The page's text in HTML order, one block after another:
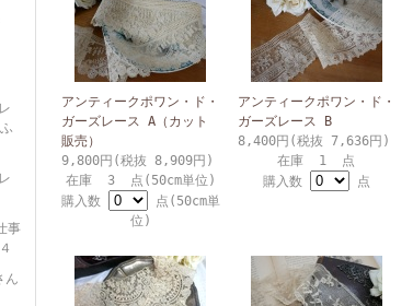
事
ん
アンティークポワン・ド・
ガーズレース A（カット
販売）
9,800円(税抜 8,909円)
在庫 3 点(50cm単位)
購入数
点(50cm単
位)
アンティークポワン・ド・
ガーズレース B
8,400円(税抜 7,636円)
在庫 1 点
購入数
点